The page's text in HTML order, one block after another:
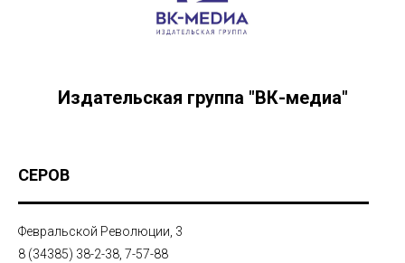
Издательская группа "ВК-медиа"
СЕРОВ
Февральской Революции, 3
8 (34385) 38-2-38, 7-57-88